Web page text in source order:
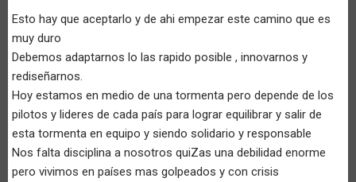
Esto hay que aceptarlo y de ahi empezar este camino que es
muy duro
Debemos adaptarnos lo las rapido posible , innovarnos y
rediseñarnos.
Hoy estamos en medio de una tormenta pero depende de los
pilotos y lideres de cada país para lograr equilibrar y salir de
esta tormenta en equipo y siendo solidario y responsable
Nos falta disciplina a nosotros quiZas una debilidad enorme
pero vivimos en países mas golpeados y con crisis